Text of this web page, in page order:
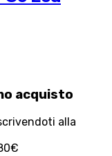
acquisto
alla